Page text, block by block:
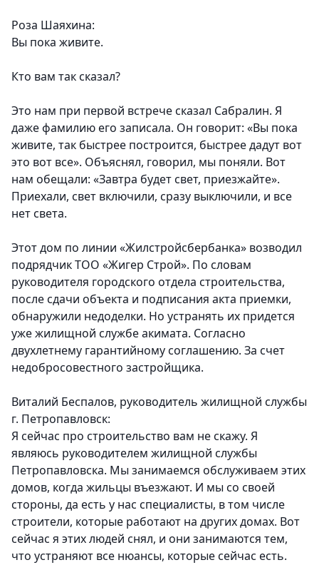
Роза Шаяхина:
Вы пока живите.
Кто вам так сказал?
Это нам при первой встрече сказал Сабралин. Я
даже фамилию его записала. Он говорит: «Вы пока
живите, так быстрее построится, быстрее дадут вот
это вот все». Объяснял, говорил, мы поняли. Вот
нам обещали: «Завтра будет свет, приезжайте».
Приехали, свет включили, сразу выключили, и все
нет света.
Этот дом по линии «Жилстройсбербанка» возводил
подрядчик ТОО «Жигер Строй». По словам
руководителя городского отдела строительства,
после сдачи объекта и подписания акта приемки,
обнаружили недоделки. Но устранять их придется
уже жилищной службе акимата. Согласно
двухлетнему гарантийному соглашению. За счет
недобросовестного застройщика.
Виталий Беспалов, руководитель жилищной службы
г. Петропавловск:
Я сейчас про строительство вам не скажу. Я
являюсь руководителем жилищной службы
Петропавловска. Мы занимаемся обслуживаем этих
домов, когда жильцы въезжают. И мы со своей
стороны, да есть у нас специалисты, в том числе
строители, которые работают на других домах. Вот
сейчас я этих людей снял, и они занимаются тем,
что устраняют все нюансы, которые сейчас есть.